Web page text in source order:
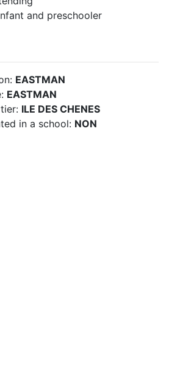
and preschooler
EASTMAN
EASTMAN
ILE DES CHENES
in a school: NON